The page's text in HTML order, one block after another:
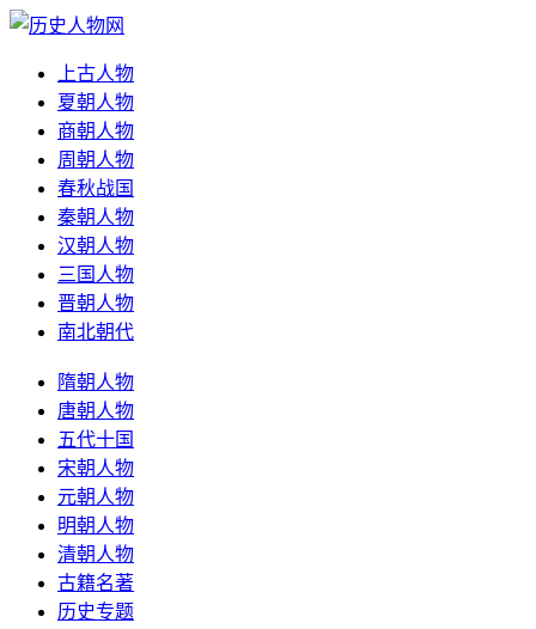
上古人物
夏朝人物
商朝人物
周朝人物
春秋战国
秦朝人物
汉朝人物
三国人物
晋朝人物
南北朝代
隋朝人物
唐朝人物
五代十国
宋朝人物
元朝人物
明朝人物
清朝人物
古籍名著
历史专题